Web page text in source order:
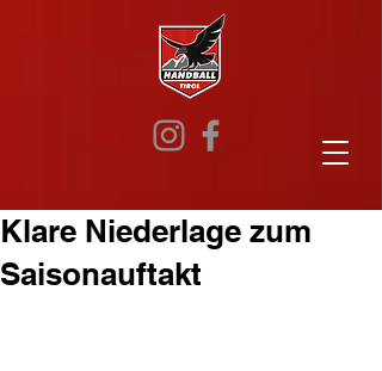
Klare Niederlage zum
Saisonauftakt